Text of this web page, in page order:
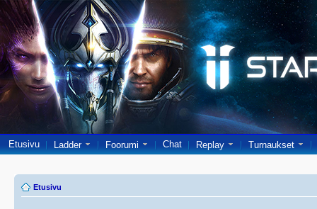
Etusivu Ladder Foorumi Chat Replay Turnaukset
Etusivu